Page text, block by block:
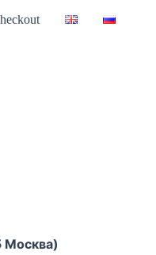
Москва)